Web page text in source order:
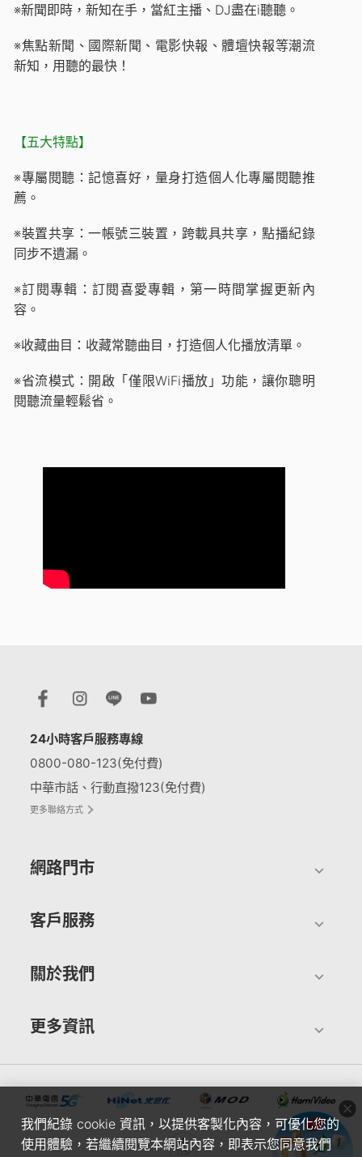
※新聞即時，新知在手，當紅主播、DJ盡在i聽聽。
※焦點新聞、國際新聞、電影快報、體壇快報等潮流
新知，用聽的最快！
【五大特點】
※專屬閱聽：記憶喜好，量身打造個人化專屬閱聽推
薦。
※裝置共享：一帳號三裝置，跨載具共享，點播紀錄
同步不遺漏。
※訂閱專輯：訂閱喜愛專輯，第一時間掌握更新內
容。
※收藏曲目：收藏常聽曲目，打造個人化播放清單。
※省流模式：開啟「僅限WiFi播放」功能，讓你聰明
閱聽流量輕鬆省。
24小時客戶服務專線
0800-080-123(免付費)
中華市話、行動直撥123(免付費)
更多聯絡方式
網路門市
客戶服務
關於我們
更多資訊
我們紀錄 cookie 資訊，以提供客製化內容，可優化您的
使用體驗，若繼續閱覽本網站內容，即表示您同意我們